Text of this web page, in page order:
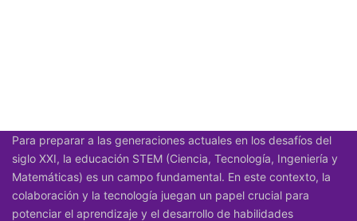
Para preparar a las generaciones actuales en los desafíos del
siglo XXI, la educación STEM (Ciencia, Tecnología, Ingeniería y
Matemáticas) es un campo fundamental. En este contexto, la
colaboración y la tecnología juegan un papel crucial para
potenciar el aprendizaje y el desarrollo de habilidades